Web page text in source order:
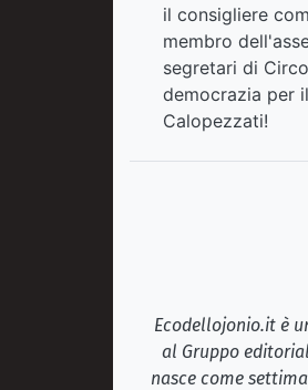
il consigliere
membro
segretari di
democrazia per
Calopezzati!
Ecodellojonio.it è
al Gruppo
nasce come